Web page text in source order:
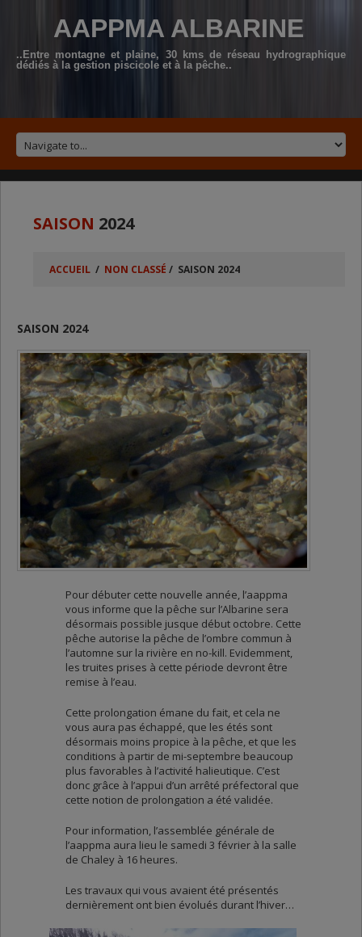
AAPPMA ALBARINE
..Entre montagne et plaine, 30 kms de réseau hydrographique
dédiés à la gestion piscicole et à la pêche..
SAISON 2024
ACCUEIL / NON CLASSÉ / SAISON 2024
SAISON 2024
Pour débuter cette nouvelle année, l’aappma
vous informe que la pêche sur l’Albarine sera
désormais possible jusque début octobre. Cette
pêche autorise la pêche de l’ombre commun à
l’automne sur la rivière en no-kill. Evidemment,
les truites prises à cette période devront être
remise à l’eau.
Cette prolongation émane du fait, et cela ne
vous aura pas échappé, que les étés sont
désormais moins propice à la pêche, et que les
conditions à partir de mi-septembre beaucoup
plus favorables à l’activité halieutique. C’est
donc grâce à l’appui d’un arrêté préfectoral que
cette notion de prolongation a été validée.
Pour information, l’assemblée générale de
l’aappma aura lieu le samedi 3 février à la salle
de Chaley à 16 heures.
Les travaux qui vous avaient été présentés
dernièrement ont bien évolués durant l’hiver…